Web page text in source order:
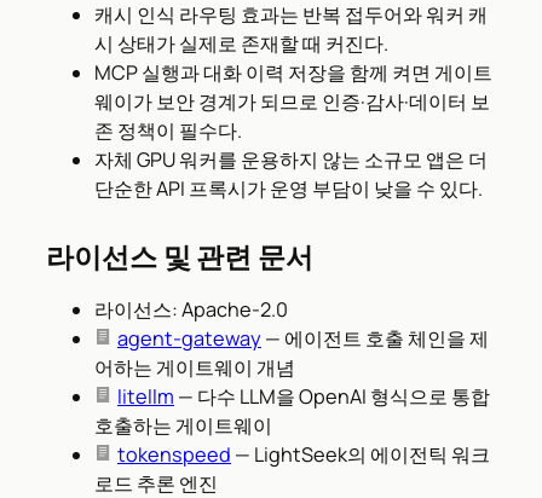
캐시 인식 라우팅 효과는 반복 접두어와 워커 캐
시 상태가 실제로 존재할 때 커진다.
MCP 실행과 대화 이력 저장을 함께 켜면 게이트
웨이가 보안 경계가 되므로 인증·감사·데이터 보
존 정책이 필수다.
자체 GPU 워커를 운용하지 않는 소규모 앱은 더
단순한 API 프록시가 운영 부담이 낮을 수 있다.
라이선스 및 관련 문서
라이선스: Apache-2.0
agent-gateway— 에이전트 호출 체인을 제
어하는 게이트웨이 개념
litellm — 다수 LLM을 OpenAI 형식으로 통합
호출하는 게이트웨이
tokenspeed — LightSeek의 에이전틱 워크
로드 추론 엔진